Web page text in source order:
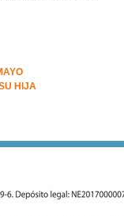
HIJA